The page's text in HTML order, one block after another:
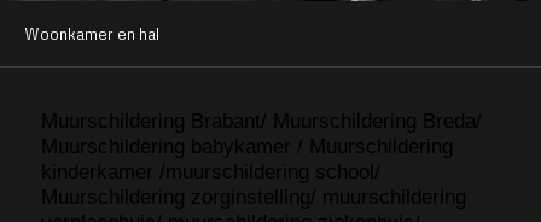
Woonkamer en hal
Muurschildering Brabant/ Muurschildering Breda/
Muurschildering babykamer / Muurschildering
kinderkamer /muurschildering school/
Muurschildering zorginstelling/ muurschildering